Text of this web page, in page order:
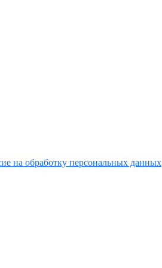
на обработку персональных данных